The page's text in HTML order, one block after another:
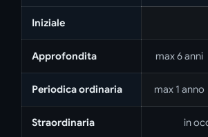
Iniziale
Approfondita max 6 anni
Periodica ordinaria max 1 anno
Straordinaria in